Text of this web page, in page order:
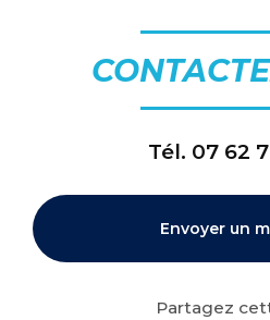
Tél. 07 62
Envoyer un
Partagez